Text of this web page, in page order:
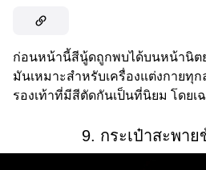
ก่อนหน้านี้สีนู้ดถูกพบได้บนหน้านิต
มันเหมาะสำหรับเครื่องแต่งกายทุ
รองเท้าที่มีสีตัดกันเป็นที่นิยม โดยเ
9. กระเป๋าสะพา